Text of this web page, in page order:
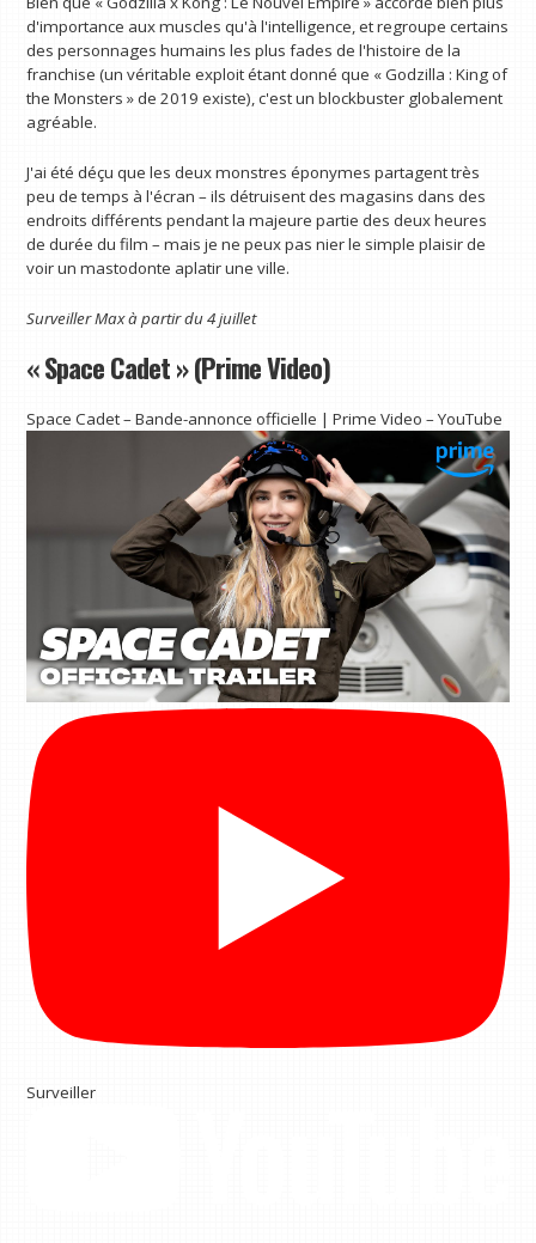
d'importance aux muscles qu'à l'intelligence, et regroupe certains
des personnages humains les plus fades de l'histoire de la
franchise (un véritable exploit étant donné que « Godzilla : King of
the Monsters » de 2019 existe), c'est un blockbuster globalement
agréable.
J'ai été déçu que les deux monstres éponymes partagent très
peu de temps à l'écran – ils détruisent des magasins dans des
endroits différents pendant la majeure partie des deux heures
de durée du film – mais je ne peux pas nier le simple plaisir de
voir un mastodonte aplatir une ville.
SurveillerMaxà partir du 4 juillet
« Space Cadet » (Prime Video)
Space Cadet – Bande-annonce officielle | Prime Video – YouTube
Surveiller